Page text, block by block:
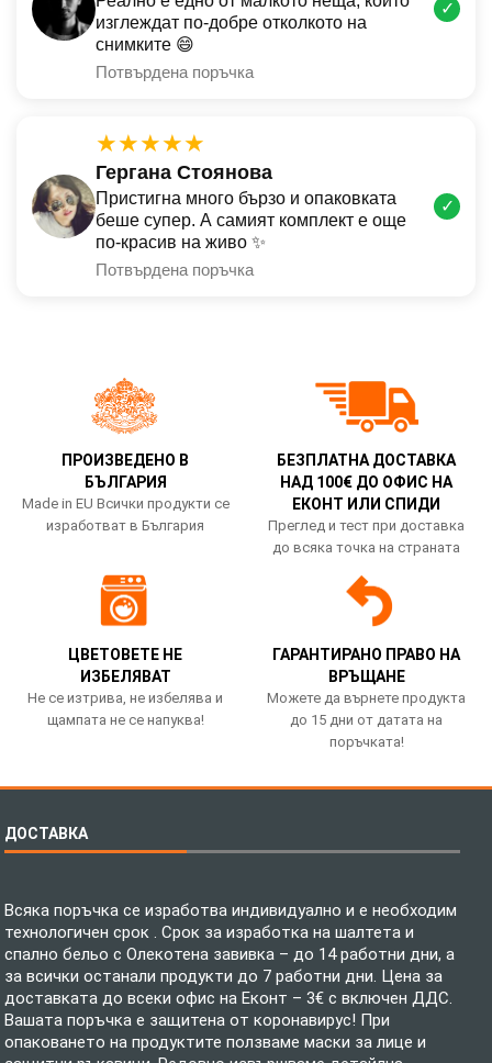
изглеждат по-добре отколкото на
снимките 😄
Потвърдена поръчка
✓
★★★★★
Гергана Стоянова
Пристигна много бързо и опаковката
беше супер. А самият комплект е още
по-красив на живо ✨
Потвърдена поръчка
✓
ПРОИЗВЕДЕНО В
БЪЛГАРИЯ
Made in EU Всички продукти се
изработват в България
БЕЗПЛАТНА ДОСТАВКА
НАД 100€ ДО ОФИС НА
ЕКОНТ ИЛИ СПИДИ
Преглед и тест при доставка
до всяка точка на страната
ЦВЕТОВЕТЕ НЕ
ИЗБЕЛЯВАТ
Не се изтрива, не избелява и
щампата не се напуква!
ГАРАНТИРАНО ПРАВО НА
ВРЪЩАНЕ
Можете да върнете продукта
до 15 дни от датата на
поръчката!
ДОСТАВКА
Всяка поръчка се изработва индивидуално и е необходим
технологичен срок . Срок за изработка на шалтета и
спално бельо с Олекотена завивка – до 14 работни дни, а
за всички останали продукти до 7 работни дни. Цена за
доставката до всеки офис на Еконт – 3€ с включен ДДС.
Вашата поръчка е защитена от коронавирус! При
опаковането на продуктите ползваме маски за лице и